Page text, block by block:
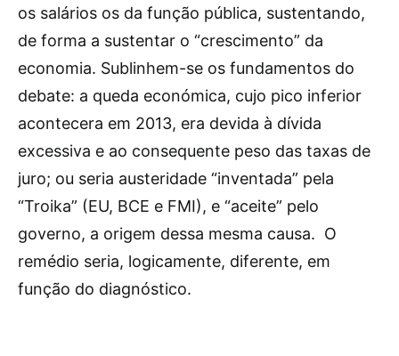
os salários os da função pública, sustentando,
de forma a sustentar o “crescimento” da
economia. Sublinhem-se os fundamentos do
debate: a queda económica, cujo pico inferior
acontecera em 2013, era devida à dívida
excessiva e ao consequente peso das taxas de
juro; ou seria austeridade “inventada” pela
“Troika” (EU, BCE e FMI), e “aceite” pelo
governo, a origem dessa mesma causa. O
remédio seria, logicamente, diferente, em
função do diagnóstico.